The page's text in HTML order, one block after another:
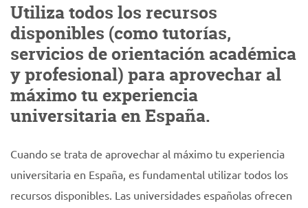
Utiliza todos los recursos
disponibles (como tutorías,
servicios de orientación académica
y profesional) para aprovechar al
máximo tu experiencia
universitaria en España.
Cuando se trata de aprovechar al máximo tu experiencia
universitaria en España, es fundamental utilizar todos los
recursos disponibles. Las universidades españolas ofrecen